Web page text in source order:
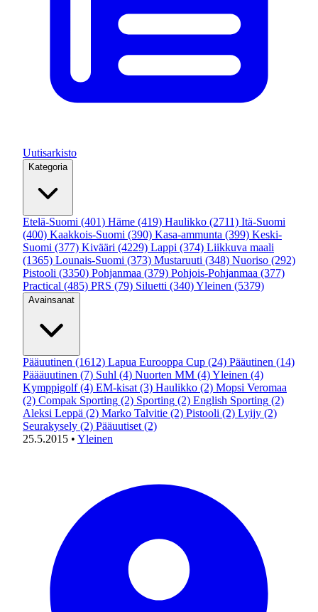
Uutisarkisto
Kategoria
Etelä-Suomi (401) Häme (419) Haulikko (2711) Itä-Suomi
(400) Kaakkois-Suomi (390) Kasa-ammunta (399) Keski-
Suomi (377) Kivääri (4229) Lappi (374) Liikkuva maali
(1365) Lounais-Suomi (373) Mustaruuti (348) Nuoriso (292)
Pistooli (3350) Pohjanmaa (379) Pohjois-Pohjanmaa (377)
Practical (485) PRS (79) Siluetti (340)Yleinen (5379)
Avainsanat
Pääuutinen (1612) Lapua Eurooppa Cup (24) Pääutinen (14)
Päääuutinen (7) Suhl (4) Nuorten MM (4)Yleinen (4)
Kymppigolf (4) EM-kisat (3) Haulikko (2) Mopsi Veromaa
(2) Compak Sporting (2) Sporting (2) English Sporting (2)
Aleksi Leppä (2) Marko Talvitie (2) Pistooli (2) Lyijy (2)
Seurakysely (2) Pääuutiset (2)
25.5.2015 • Yleinen